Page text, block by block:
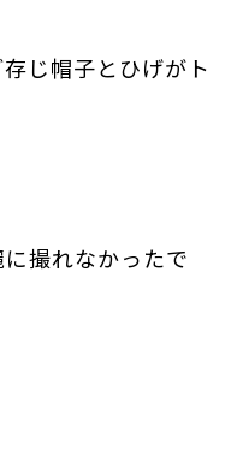
じ帽子とひげがト
撮れなかったで